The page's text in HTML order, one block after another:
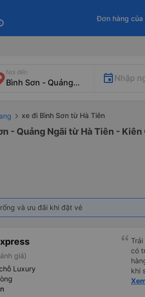
Đơn hàng của
Nơi đến
Nhập
xe đi Bình Sơn từ Hà Tiên
- Quảng Ngãi từ Hà Tiên -
và ưu đãi khi đặt vé
giá)
Luxury
có
khi